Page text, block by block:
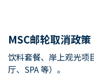
MSC邮轮取消政策
饮料套餐、岸上观光项
厅、SPA 等）。